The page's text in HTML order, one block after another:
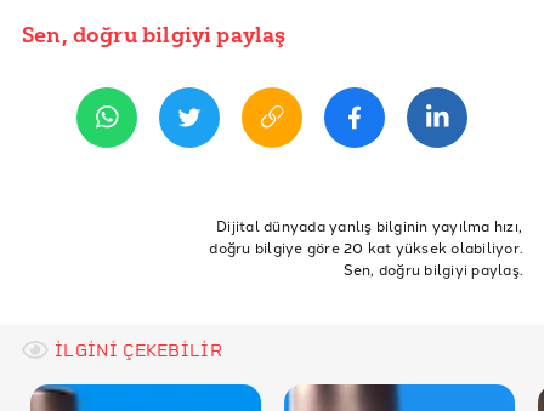
İddia Kaynağı
REFERANSLAR
New Georgia Encyclopedia: Georgia Guidestones
Skeptoid: The Georgia Guidestones
Dazed: OK, Who Blew Up America’s ‘Satanic’
Destroyed After Explosion
YAYIN TARİHİ
Sen, doğru bilgiyi paylaş
Dijital dünyada yanlış bilginin yayılma hızı,
doğru bilgiye göre 20 kat yüksek olabiliyor.
Sen, doğru bilgiyi paylaş.
İLGİNİ ÇEKEBİLİR